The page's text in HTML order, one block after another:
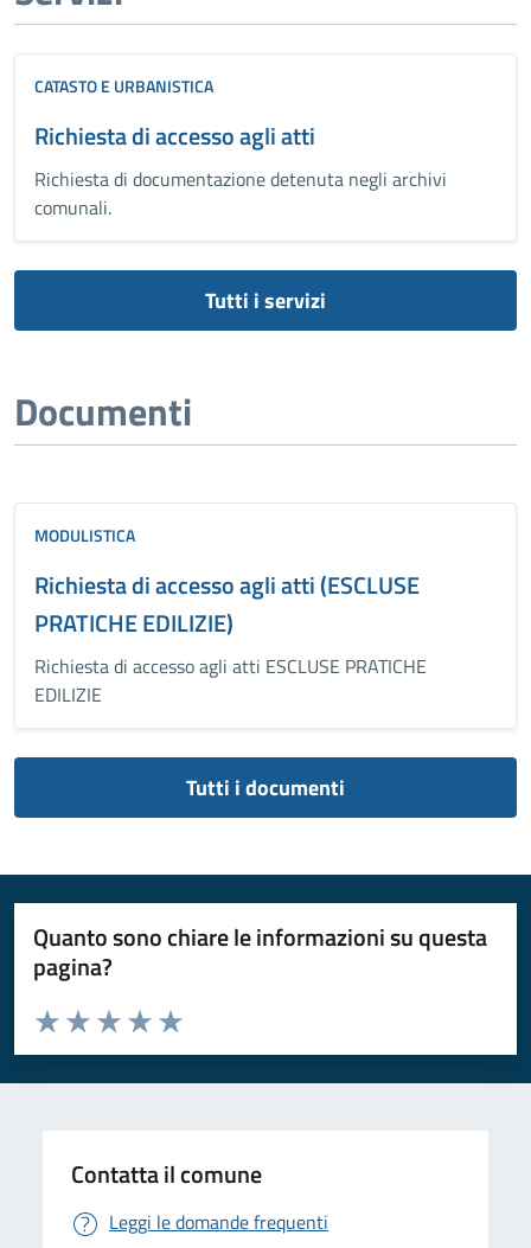
CATASTO E URBANISTICA
Richiesta di accesso agli atti
Richiesta di documentazione detenuta negli archivi
comunali.
Tutti i servizi
Documenti
MODULISTICA
Richiesta di accesso agli atti (ESCLUSE
PRATICHE EDILIZIE)
Richiesta di accesso agli atti ESCLUSE PRATICHE
EDILIZIE
Tutti i documenti
Quanto sono chiare le informazioni su questa
pagina?
Valuta da 1 a 5 stelle la pagina
Valuta 5 stelle su 5
Valuta 4 stelle su 5
Valuta 3 stelle su 5
Valuta 2 stelle su 5
Valuta 1 stelle su 5
Contatta il comune
Leggi le domande frequenti